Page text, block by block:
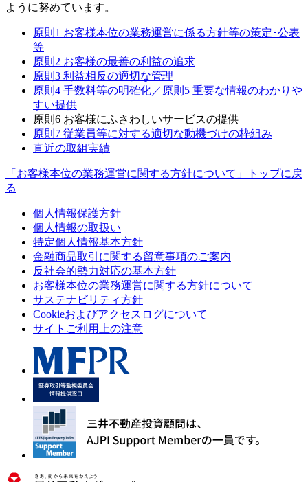
ように努めています。
原則1 お客様本位の業務運営に係る方針等の策定･公表
等
原則2 お客様の最善の利益の追求
原則3 利益相反の適切な管理
原則4 手数料等の明確化／原則5 重要な情報のわかりや
すい提供
原則6 お客様にふさわしいサービスの提供
原則7 従業員等に対する適切な動機づけの枠組み
直近の取組実績
「お客様本位の業務運営に関する方針について」トップに戻
る
個人情報保護方針
個人情報の取扱い
特定個人情報基本方針
金融商品取引に関する留意事項のご案内
反社会的勢力対応の基本方針
お客様本位の業務運営に関する方針について
サステナビリティ方針
Cookieおよびアクセスログについて
サイトご利用上の注意